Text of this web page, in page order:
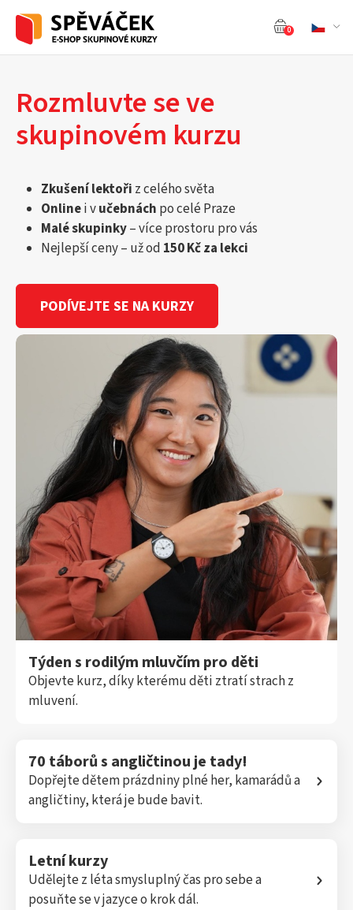
0
Rozmluvte se ve
skupinovém kurzu
Zkušení lektoři z celého světa
Onlinei vučebnách po celé Praze
Malé skupinky– více prostoru pro vás
Nejlepší ceny – už od 150 Kč za lekci
PODÍVEJTE SE NA KURZY
Týden s rodilým mluvčím pro děti
Objevte kurz, díky kterému děti ztratí strach z
mluvení.
70 táborů s angličtinou je tady!
Dopřejte dětem prázdniny plné her, kamarádů a
angličtiny, která je bude bavit.
Letní kurzy
Udělejte z léta smysluplný čas pro sebe a
posuňte se v jazyce o krok dál.